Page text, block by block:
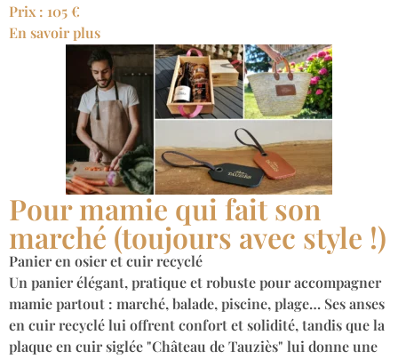
Prix : 105 €
En savoir plus
Pour mamie qui fait son
marché (toujours avec style !)
Panier en osier et cuir recyclé
Un panier élégant, pratique et robuste pour accompagner
mamie partout : marché, balade, piscine, plage… Ses anses
en cuir recyclé lui offrent confort et solidité, tandis que la
plaque en cuir siglée "Château de Tauziès" lui donne une